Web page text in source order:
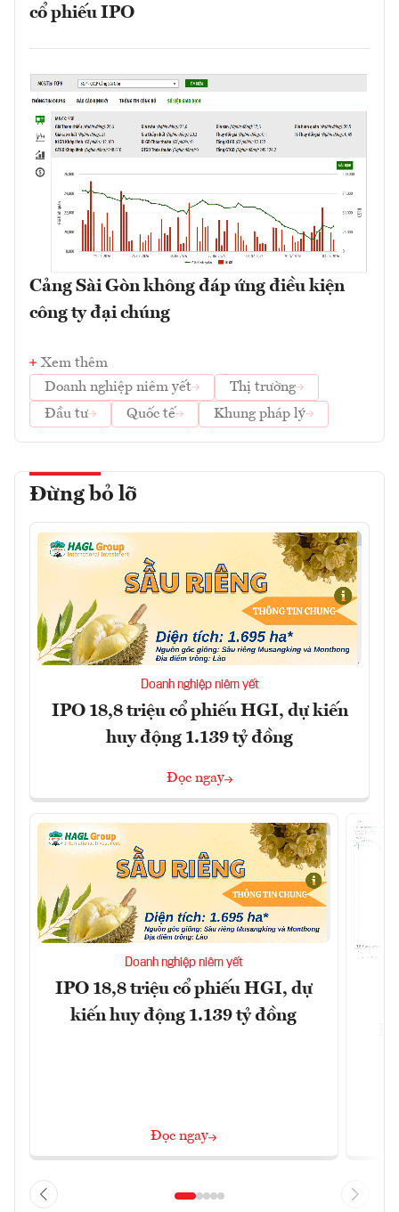
cổ phiếu IPO
Cảng Sài Gòn không đáp ứng điều kiện
công ty đại chúng
Xem thêm
Doanh nghiệp niêm yết
Thị trường
Đầu tư
Quốc tế Khung pháp lý
Đừng bỏ lỡ
Doanh nghiệp niêm yết
IPO 18,8 triệu cổ phiếu HGI, dự kiến
huy động 1.139 tỷ đồng
Đọc ngay
Doanh nghiệp niêm yết
IPO 18,8 triệu cổ phiếu HGI, dự
kiến huy động 1.139 tỷ đồng
Đọc ngay